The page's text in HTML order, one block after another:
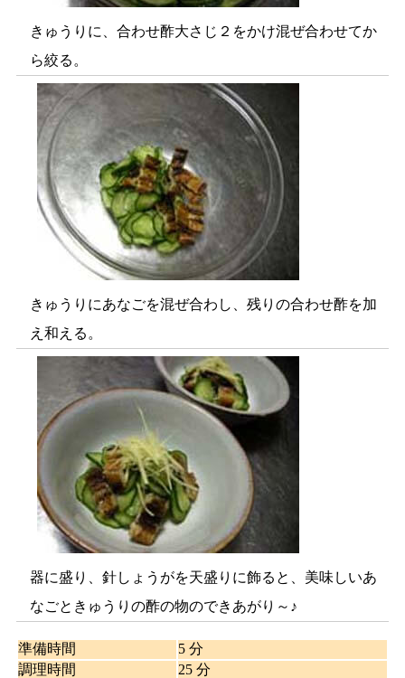
きゅうりに、合わせ酢大さじ２をかけ混ぜ合わせてか
ら絞る。
きゅうりにあなごを混ぜ合わし、残りの合わせ酢を加
え和える。
器に盛り、針しょうがを天盛りに飾ると、美味しいあ
なごときゅうりの酢の物のできあがり～♪
準備時間
5 分
調理時間
25 分